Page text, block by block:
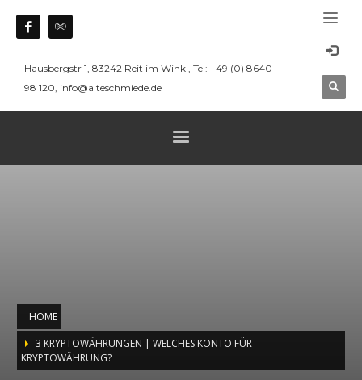
Hausbergstr 1, 83242 Reit im Winkl, Tel: +49 (0) 8640
98 120, info@alteschmiede.de
HOME
3 KRYPTOWÄHRUNGEN | WELCHES KONTO FÜR
KRYPTOWÄHRUNG?